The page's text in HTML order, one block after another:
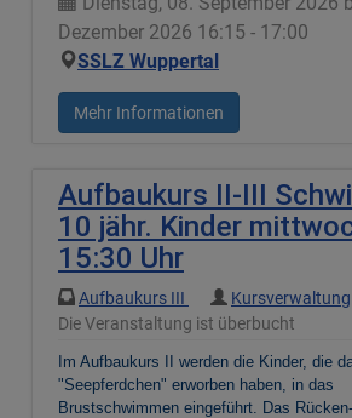
Dezember 2026 16:15 - 17:00
SSLZ Wuppertal
Mehr Informationen
Aufbaukurs II-III
10 jähr. Kinder
15:30 Uhr
Aufbaukurs III Kursverwaltung
Die Veranstaltung ist überbucht
Im Aufbaukurs II werden die Kinder, die
"Seepferdchen" erworben haben, in das
Brustschwimmen eingeführt. Das